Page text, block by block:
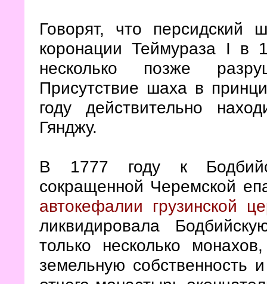
Говорят, что персидский
коронации Теймураза I в
несколько позже
Присутствие шаха в
году действительно
Гянджу.
В 1777 году к
сокращенной Черемской
автокефалии грузинской
ликвидировала
только несколько
земельную собственность